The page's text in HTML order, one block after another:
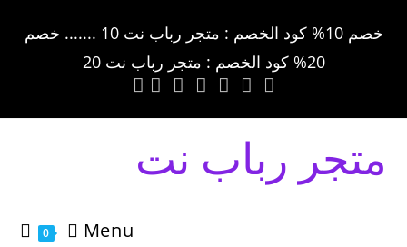
خصم 10% كود الخصم : متجر رباب نت 10 ....... خصم
20% كود الخصم : متجر رباب نت 20
متجر رباب نت
0 Menu